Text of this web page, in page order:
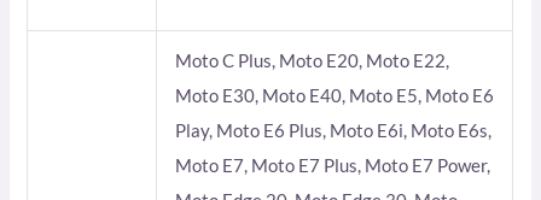
Moto C Plus, Moto E20, Moto E22,
Moto E30, Moto E40, Moto E5, Moto E6
Play, Moto E6 Plus, Moto E6i, Moto E6s,
Moto E7, Moto E7 Plus, Moto E7 Power,